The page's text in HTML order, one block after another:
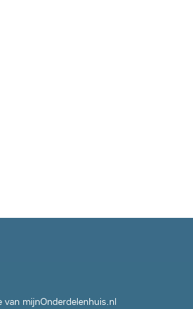
mijnOnderdelenhuis.nl